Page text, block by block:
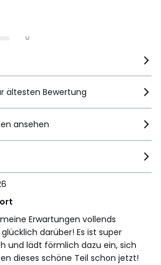
Sendung
59 kg
Meridianne rechts
0
ältesten Bewertung
ansehen
Erwartungen vollends
darüber! Es ist super
und lädt förmlich dazu ein, sich
dieses schöne Teil schon jetzt!